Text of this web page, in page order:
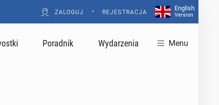
ZALOGUJ • REJESTRACJA
English
Version
Poradnik Wydarzenia Menu